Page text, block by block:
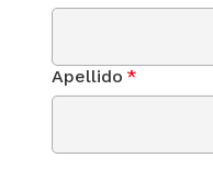
Apellido *